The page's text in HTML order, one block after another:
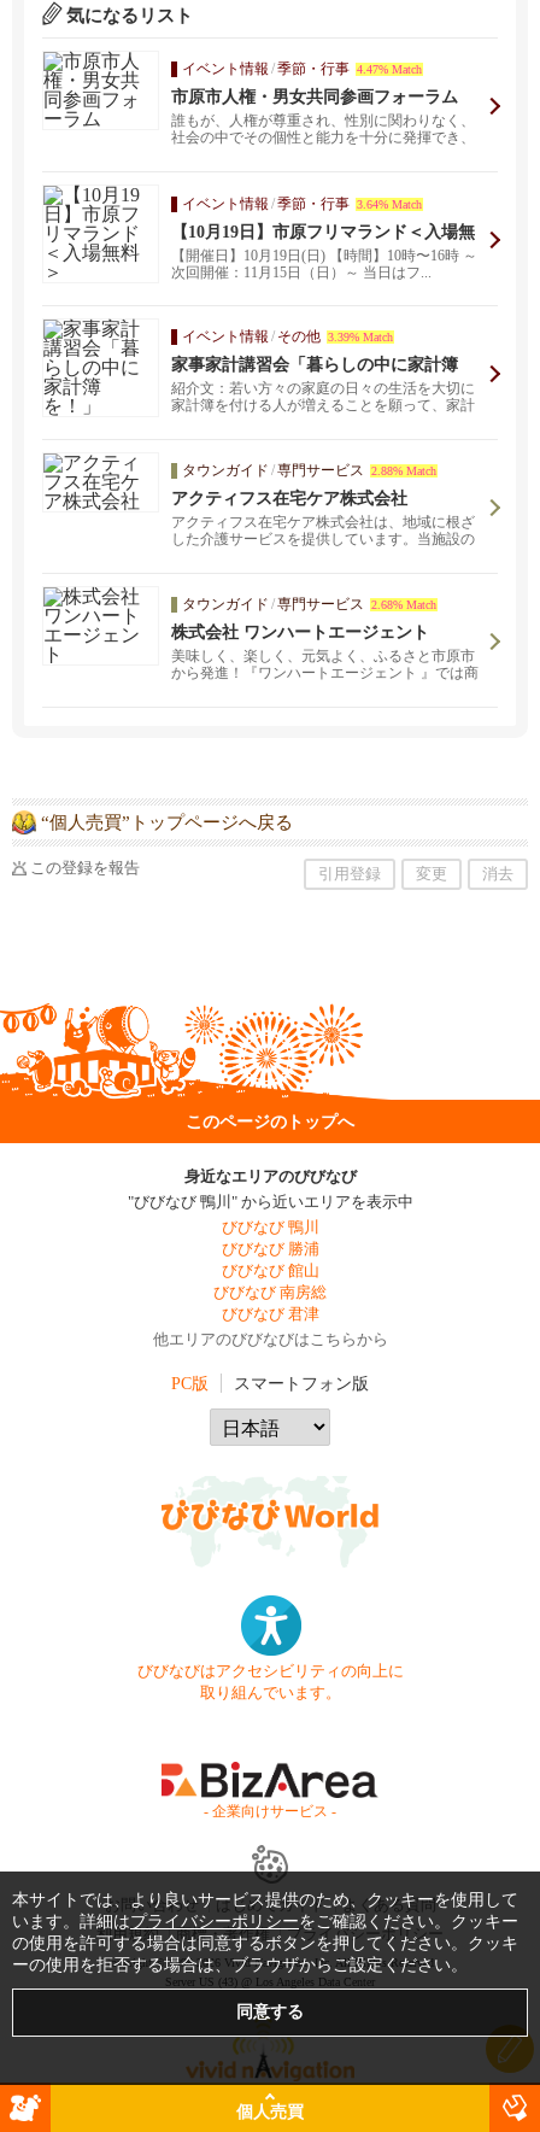
気になるリスト
イベント情報 /季節・行事 4.47% Match
市原市人権・男女共同参画フォーラム
誰もが、人権が尊重され、性別に関わりなく、
社会の中でその個性と能力を十分に発揮でき、
イベント情報 /季節・行事 3.64% Match
【10月19日】市原フリマランド＜入場無
料＞
【開催日】10月19日(日) 【時間】10時〜16時 ～
次回開催：11月15日（日）～ 当日はフ...
イベント情報 / その他 3.39% Match
家事家計講習会「暮らしの中に家計簿
を！」
紹介文：若い方々の家庭の日々の生活を大切に
家計簿を付ける人が増えることを願って、家計
タウンガイド /専門サービス 2.88% Match
アクティフス在宅ケア株式会社
アクティフス在宅ケア株式会社は、地域に根ざ
した介護サービスを提供しています。当施設の
金でお悩みの方、生活保護を受けている方、身
寄りのない方も大歓迎。 入居者様の生活習慣や
価値観を尊重し、安心して過ごせる環境づくり
を心がけています。
タウンガイド /専門サービス 2.68% Match
株式会社 ワンハートエージェント
美味しく、楽しく、元気よく、ふるさと市原市
から発進！『ワンハートエージェント 』では商
“個人売買”トップページへ戻る
この登録を報告 引用登録 変更 消去
このページのトップへ
身近なエリアのびびなび
"びびなび 鴨川" から近いエリアを表示中
びびなび 鴨川
びびなび 勝浦
びびなび 館山
びびなび 南房総
びびなび 君津
他エリアのびびなびはこちらから
PC版 スマートフォン版
びびなびはアクセシビリティの向上に
取り組んでいます。
- 企業向けサービス -
お問い合わせ はじめてガイド
よくある質問
利用規約
商標・著作権 プライバシーポリシー
Copyright © 1999-2026 Vivid Navigation, Inc. All Rights Reserved.
Server US (43) @ Los Angeles Data Center
個人売買
本サイトでは、より良いサービス提供のため、クッキーを使用して
います。詳細はプライバシーポリシーをご確認ください。クッキー
の使用を許可する場合は同意するボタンを押してください。クッキ
ーの使用を拒否する場合は、ブラウザからご設定ください。